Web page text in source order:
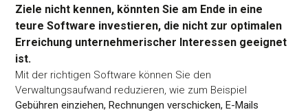
Ziele nicht kennen, könnten Sie am Ende in eine
teure Software investieren, die nicht zur optimalen
Erreichung unternehmerischer Interessen geeignet
ist.
Mit der richtigen Software können Sie den
Verwaltungsaufwand reduzieren, wie zum Beispiel
Gebühren einziehen, Rechnungen verschicken, E-Mails